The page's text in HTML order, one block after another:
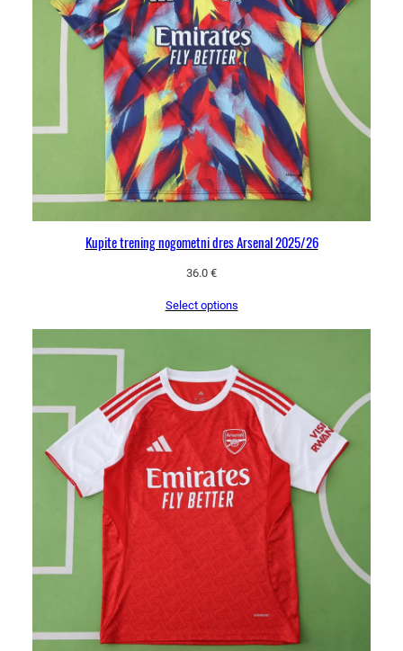
Kupite trening nogometni dres Arsenal 2025/26
36.0 €
Select options